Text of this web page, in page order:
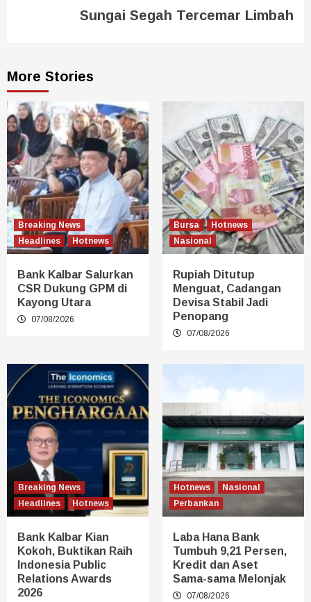
Sungai Segah Tercemar Limbah
More Stories
Breaking News
Headlines
Hotnews
Bank Kalbar Salurkan
CSR Dukung GPM di
Kayong Utara
07/08/2026
Bursa
Hotnews
Nasional
Rupiah Ditutup
Menguat, Cadangan
Devisa Stabil Jadi
Penopang
07/08/2026
Breaking News
Headlines
Hotnews
Bank Kalbar Kian
Kokoh, Buktikan Raih
Indonesia Public
Relations Awards
2026
Hotnews
Nasional
Perbankan
Laba Hana Bank
Tumbuh 9,21 Persen,
Kredit dan Aset
Sama-sama Melonjak
07/08/2026